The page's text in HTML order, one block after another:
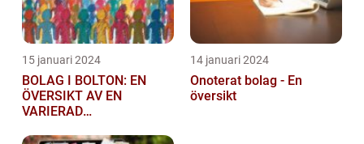
15 januari 2024
BOLAG I BOLTON: EN
ÖVERSIKT AV EN
VARIERAD
14 januari 2024
Onoterat bolag - En
översikt